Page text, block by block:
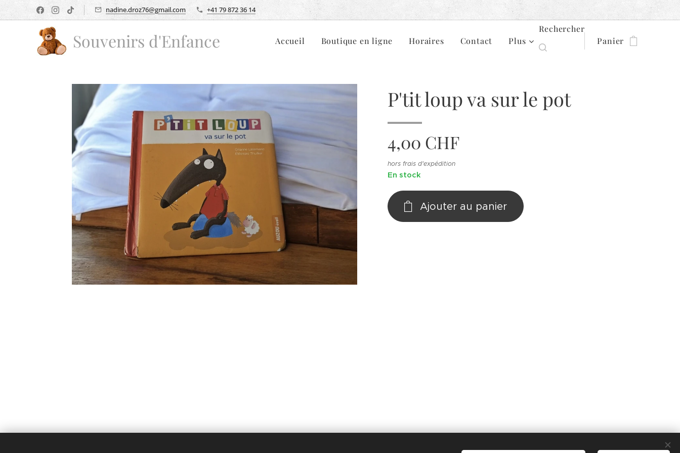
nadine.droz76@gmail.com +41 79 872 36 14
Souvenirs d'Enfance Accueil Boutique en ligne Horaires Contact Plus
Rechercher
Panier
P'tit loup va sur le pot
4,00 CHF
hors frais d'expédition
En stock
Ajouter au panier